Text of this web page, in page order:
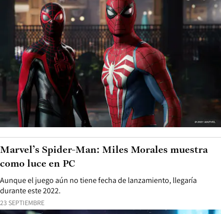
23 SEPTIEMBRE
Aunque el juego aún no tiene fecha de lanzamiento, llegaría
durante este 2022.
Marvel’s Spider-Man: Miles Morales muestra
como luce en PC